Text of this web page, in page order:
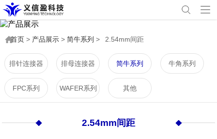
首页 > 产品展示 >简牛系列 > 2.54mm间距
排针连接器 排母连接器 简牛系列 牛角系列
FPC系列 WAFER系列 其他
2.54mm间距